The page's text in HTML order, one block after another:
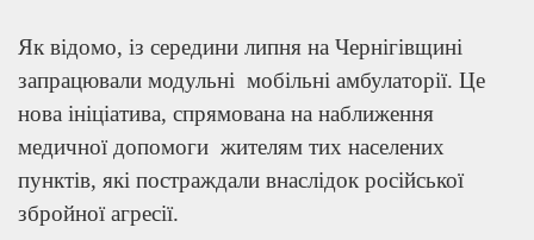
Як відомо, із середини липня на Чернігівщині
запрацювали модульні мобільні амбулаторії. Це
нова ініціатива, спрямована на наближення
медичної допомоги жителям тих населених
пунктів, які постраждали внаслідок російської
збройної агресії.